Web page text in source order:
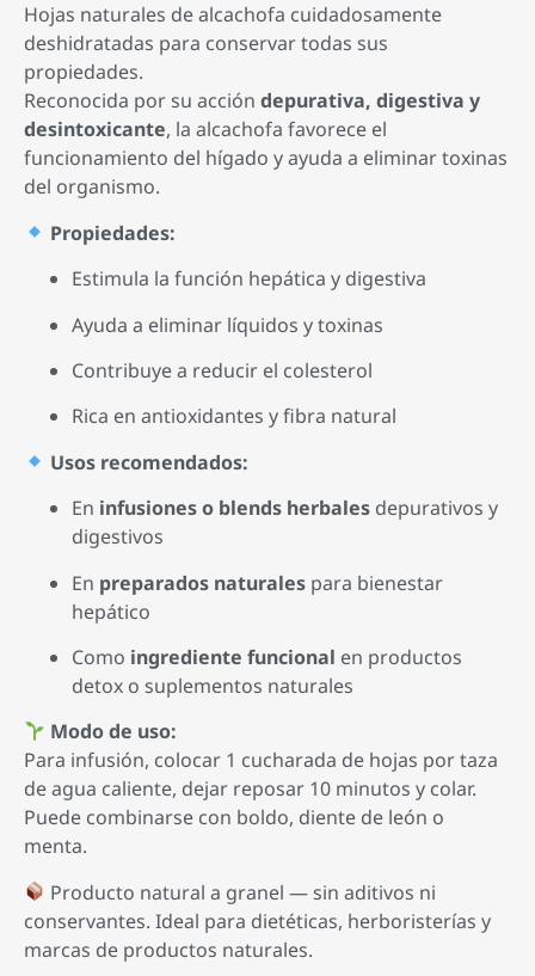
Hojas naturales de alcachofa cuidadosamente
deshidratadas para conservar todas sus
propiedades.
Reconocida por su acción depurativa, digestiva y
desintoxicante, la alcachofa favorece el
funcionamiento del hígado y ayuda a eliminar toxinas
del organismo.
Propiedades:
Estimula la función hepática y digestiva
Ayuda a eliminar líquidos y toxinas
Contribuye a reducir el colesterol
Rica en antioxidantes y fibra natural
Usos recomendados:
En infusiones o blends herbales depurativos y
digestivos
En preparados naturales para bienestar
hepático
Como ingrediente funcional en productos
detox o suplementos naturales
Modo de uso:
Para infusión, colocar 1 cucharada de hojas por taza
de agua caliente, dejar reposar 10 minutos y colar.
Puede combinarse con boldo, diente de león o
menta.
Producto natural a granel — sin aditivos ni
conservantes. Ideal para dietéticas, herboristerías y
marcas de productos naturales.